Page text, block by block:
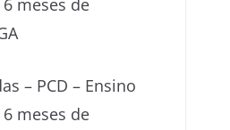
– PCD – Ensino
meses de